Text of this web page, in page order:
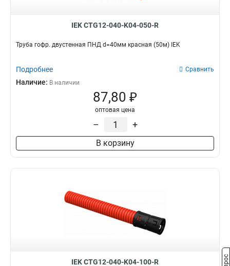
IEK CTG12-040-K04-050-R
Труба гофр. двустенная ПНД d=40мм красная (50м) IEK
Подробнее Сравнить
Наличие: В наличии
87,80 ₽
оптовая цена
– +
В корзину
IEK CTG12-040-K04-100-R